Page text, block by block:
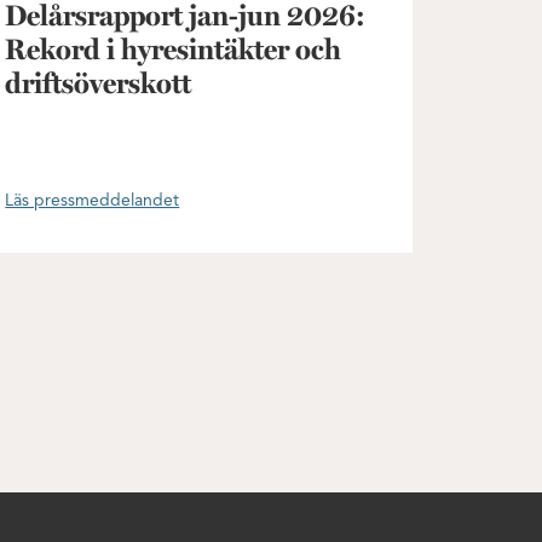
Delårsrapport jan-jun 2026:
Rekord i hyresintäkter och
driftsöverskott
Läs pressmeddelandet